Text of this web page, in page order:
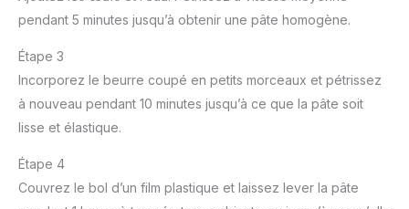
pendant 5 minutes jusqu’à obtenir une pâte homogène.
Étape 3
Incorporez le beurre coupé en petits morceaux et pétrissez
à nouveau pendant 10 minutes jusqu’à ce que la pâte soit
lisse et élastique.
Étape 4
Couvrez le bol d’un film plastique et laissez lever la pâte